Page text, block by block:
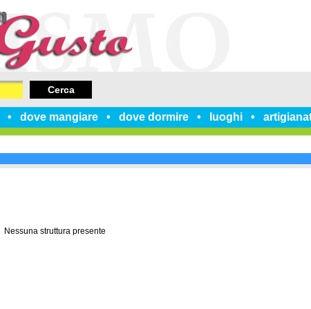
dove mangiare dove dormire luoghi
Cerca
Nessuna struttura presente